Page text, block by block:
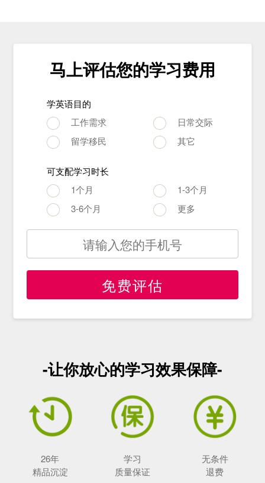
马上评估您的学习费用
学英语目的
工作需求
日常交际
留学移民
其它
可支配学习时长
1个月
1-3个月
3-6个月
更多
免费评估
-让你放心的学习效果保障-
26年
精品沉淀
学习
质量保证
无条件
退费